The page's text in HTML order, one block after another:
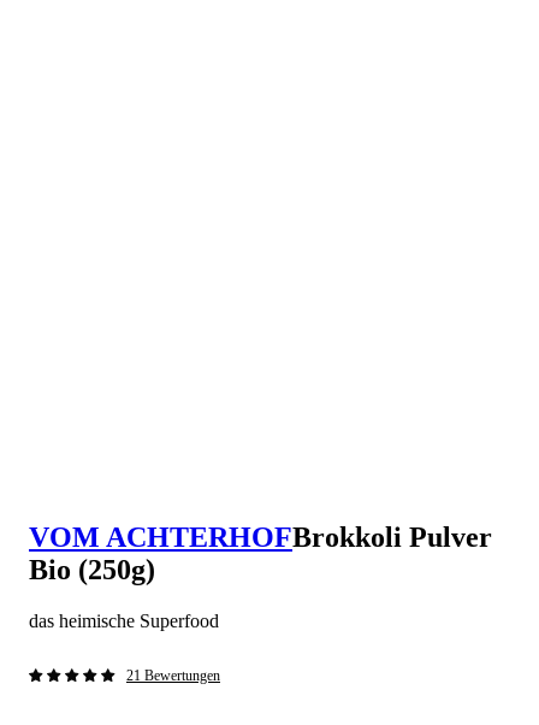
VOM ACHTERHOFBrokkoli Pulver
Bio (250g)
das heimische Superfood
21 Bewertungen